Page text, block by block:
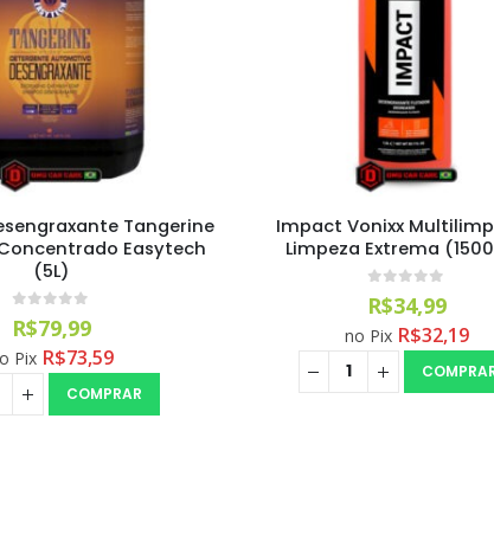
Tangerine
Concentrado Easytech
(5L)
out of 5
R$79,99
Pix R$73,59
COMPRAR
Impact Vonixx
Limpeza Extrema
out of 5
R$34,99
no Pix R$32,19